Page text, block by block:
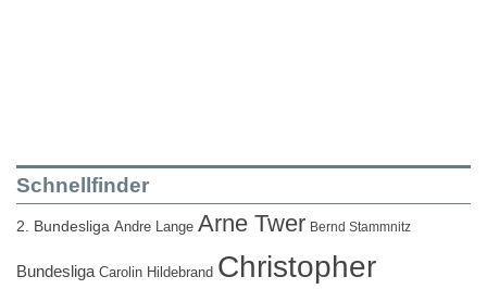
Schnellfinder
2. Bundesliga Andre Lange Arne Twer Bernd Stammnitz
Bundesliga Carolin Hildebrand Christopher